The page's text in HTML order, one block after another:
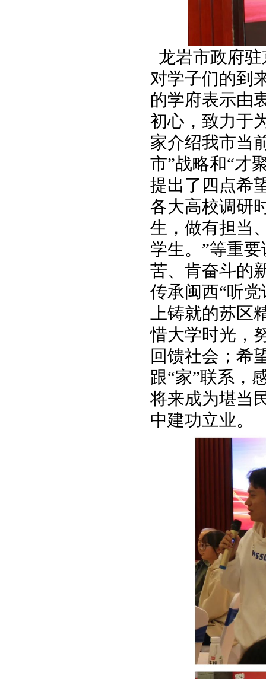
龙岩市政府
对学子们的到
的学府表示由
初心，致力于
家介绍我市当
市”战略和“才
提出了四点希
各大高校调研
生，做有担当
学生。”等重
苦、肯奋斗的
传承闽西“听
上铸就的苏
惜大学时光，
回馈社会；希
跟“家”联系，
将来成为堪当
中建功立业。